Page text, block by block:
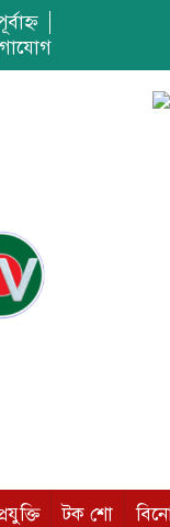
টক শো